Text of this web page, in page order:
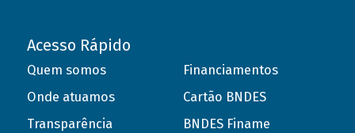
Acesso Rápido
Quem somos
Onde atuamos
Transparência
Financiamentos
Cartão BNDES
BNDES Finame